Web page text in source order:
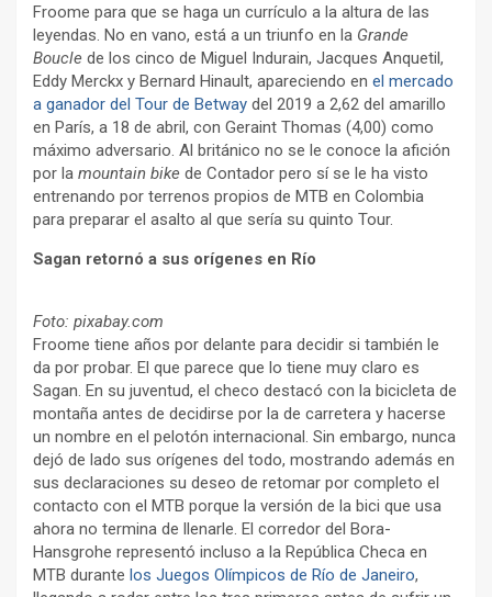
Froome para que se haga un currículo a la altura de las
leyendas. No en vano, está a un triunfo en la Grande
Boucle de los cinco de Miguel Indurain, Jacques Anquetil,
Eddy Merckx y Bernard Hinault, apareciendo en el mercado
a ganador del Tour de Betway del 2019 a 2,62 del amarillo
en París, a 18 de abril, con Geraint Thomas (4,00) como
máximo adversario. Al británico no se le conoce la afición
por la mountain bike de Contador pero sí se le ha visto
entrenando por terrenos propios de MTB en Colombia
para preparar el asalto al que sería su quinto Tour.
Sagan retornó a sus orígenes en Río
Foto: pixabay.com
Froome tiene años por delante para decidir si también le
da por probar. El que parece que lo tiene muy claro es
Sagan. En su juventud, el checo destacó con la bicicleta de
montaña antes de decidirse por la de carretera y hacerse
un nombre en el pelotón internacional. Sin embargo, nunca
dejó de lado sus orígenes del todo, mostrando además en
sus declaraciones su deseo de retomar por completo el
contacto con el MTB porque la versión de la bici que usa
ahora no termina de llenarle. El corredor del Bora-
Hansgrohe representó incluso a la República Checa en
MTB durante los Juegos Olímpicos de Río de Janeiro,